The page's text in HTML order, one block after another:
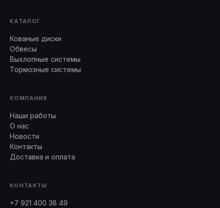
КАТАЛОГ
Кованые диски
Обвесы
Выхлопные системы
Тормозные системы
КОМПАНИЯ
Наши работы
О нас
Новости
Контакты
Доставка и оплата
КОНТАКТЫ
+7 921 400 38 49